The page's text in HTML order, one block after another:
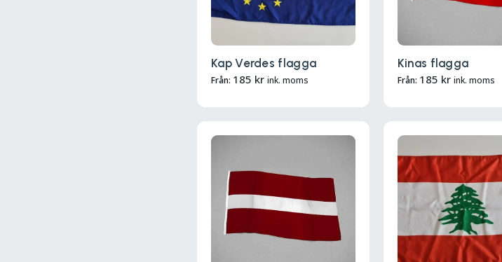
Kap Verdes flagga
Från: 185 kr ink. moms
Kinas flagga
Från: 185 kr ink. moms